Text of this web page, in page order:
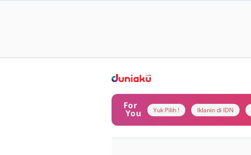
For
You Yuk Pilih ! Iklanin di IDN